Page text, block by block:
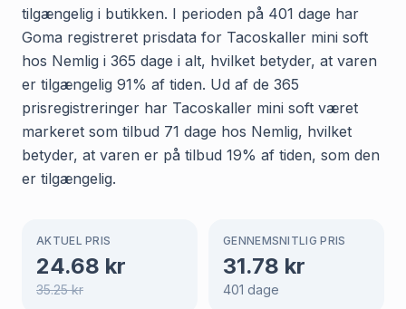
tilgængelig i butikken. I perioden på 401 dage har
Goma registreret prisdata for Tacoskaller mini soft
hos Nemlig i 365 dage i alt, hvilket betyder, at varen
er tilgængelig 91% af tiden. Ud af de 365
prisregistreringer har Tacoskaller mini soft været
markeret som tilbud 71 dage hos Nemlig, hvilket
betyder, at varen er på tilbud 19% af tiden, som den
er tilgængelig.
AKTUEL PRIS
24.68 kr
35.25kr
GENNEMSNITLIG PRIS
31.78 kr
401 dage